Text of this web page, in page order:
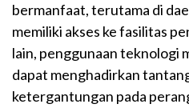
bermanfaat, terutama di
memiliki akses ke fasilitas
lain, penggunaan teknologi
dapat menghadirkan
ketergantungan pada